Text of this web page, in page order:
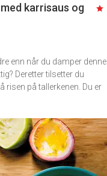
karrisaus og
enn når du damper denne
Deretter tilsetter du
risen på tallerkenen. Du er